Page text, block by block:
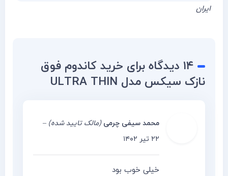
ایران
۱۴ دیدگاه برای
خرید کاندوم فوق
نازک سیکس مدل ULTRA THIN
محمد سیفی چرمی(مالک تایید شده) –
۲۲ تیر ۱۴۰۲
خیلی خوب بود